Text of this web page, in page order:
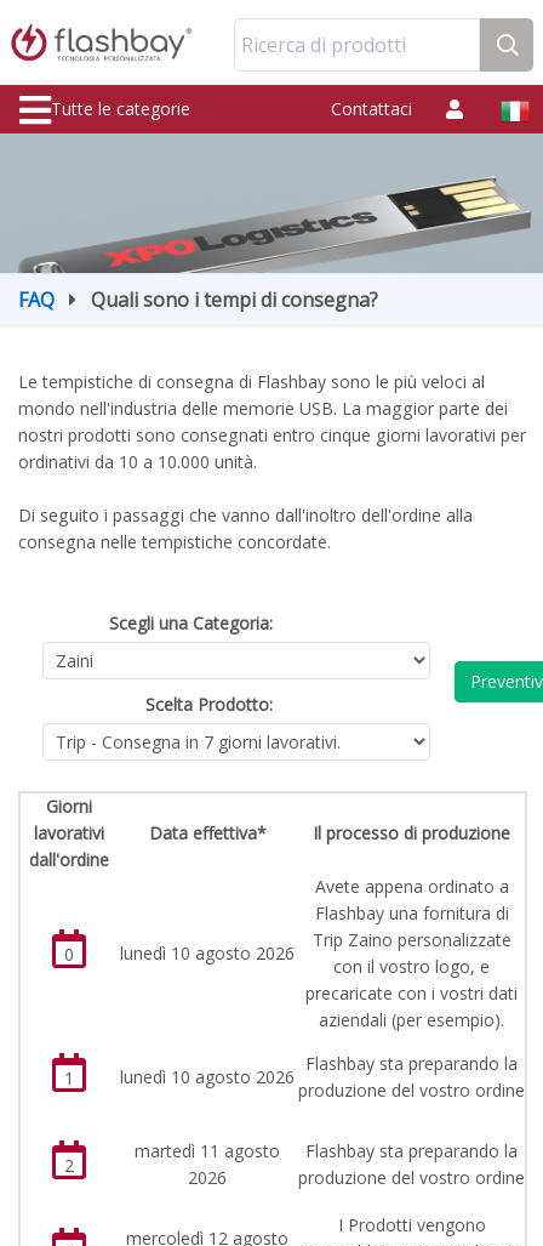
Ricerca di prodotti
Tutte le categorie Contattaci
FAQ Quali sono i tempi di consegna?
Le tempistiche di consegna di Flashbay sono le più veloci al
mondo nell'industria delle memorie USB. La maggior parte dei
nostri prodotti sono consegnati entro cinque giorni lavorativi per
ordinativi da 10 a 10.000 unità.
Di seguito i passaggi che vanno dall'inoltro dell'ordine alla
consegna nelle tempistiche concordate.
Scegli una Categoria:
Scelta Prodotto:
Giorni
lavorativi
dall'ordine
Data effettiva* Il processo di produzione
0 lunedì 10 agosto 2026
Avete appena ordinato a
Flashbay una fornitura di
Trip Zaino personalizzate
con il vostro logo, e
precaricate con i vostri dati
aziendali (per esempio).
1 lunedì 10 agosto 2026
Flashbay sta preparando la
produzione del vostro ordine
2
martedì 11 agosto
2026
Flashbay sta preparando la
produzione del vostro ordine
mercoledì 12 agosto
I Prodotti vengono